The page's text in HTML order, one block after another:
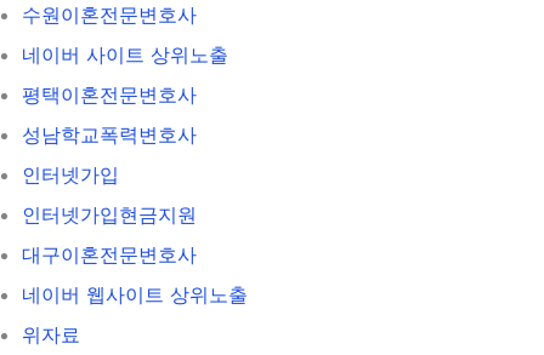
수원이혼전문변호사
네이버 사이트 상위노출
평택이혼전문변호사
성남학교폭력변호사
인터넷가입
인터넷가입현금지원
대구이혼전문변호사
네이버 웹사이트 상위노출
위자료